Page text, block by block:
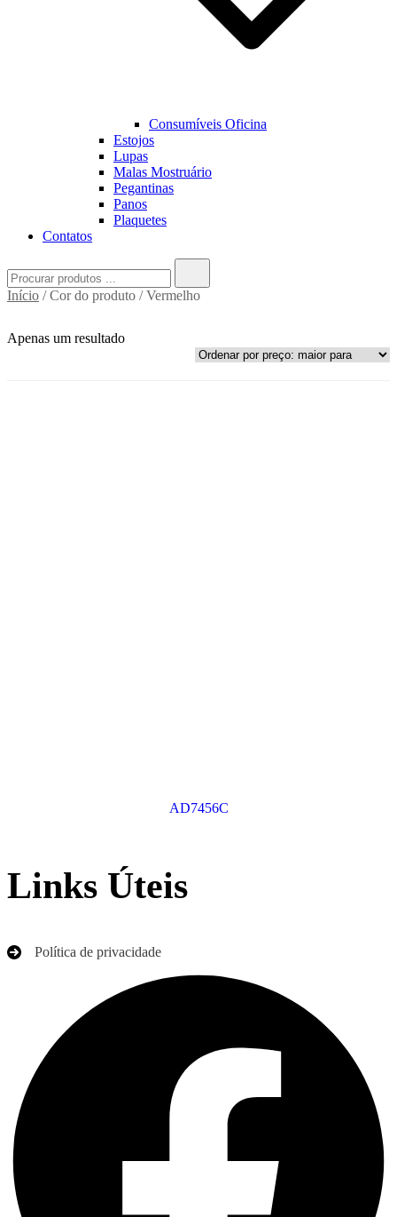
Consumíveis Oficina
Estojos
Lupas
Malas Mostruário
Pegantinas
Panos
Plaquetes
Contatos
for:
Início / Cor do produto / Vermelho
Apenas um resultado
AD7456C
Links Úteis
Política de privacidade